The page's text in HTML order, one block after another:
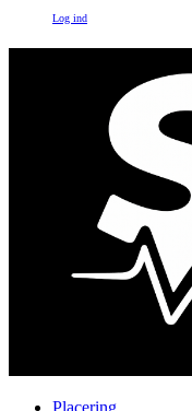
Log ind
Placering